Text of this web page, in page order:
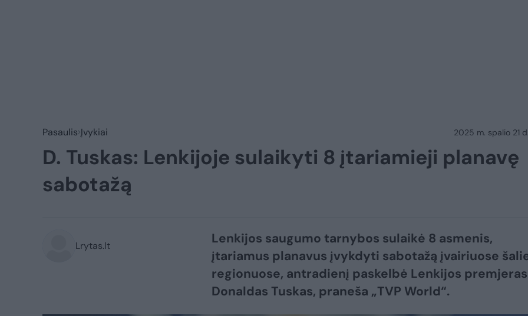
Pasaulis Įvykiai 2025 m. spalio 21
D. Tuskas: Lenkijoje sulaikyti 8 įtariamieji planavę
sabotažą
Lrytas.lt
Lenkijos saugumo tarnybos sulaikė 8 asmenis,
įtariamus planavus įvykdyti sabotažą įvairiuose
regionuose, antradienį paskelbė Lenkijos premjeras
Donaldas Tuskas, praneša „TVP World“.